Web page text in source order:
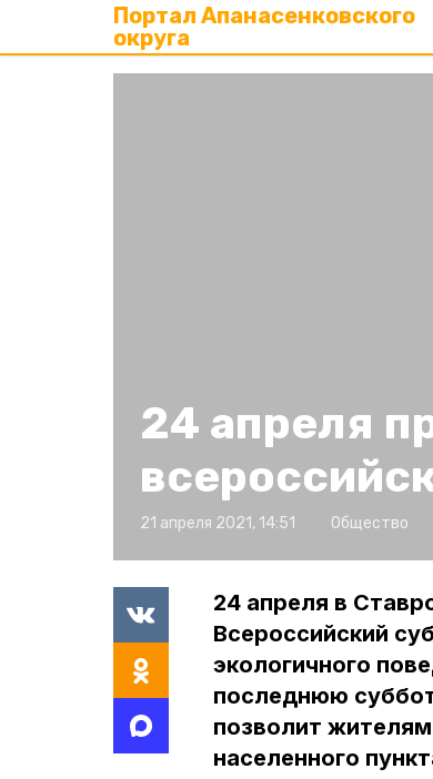
Портал Апанасенковского
округа
24 апреля
21 апреля 2021, 14:51 Общество
24 апреля в
Всероссийский
экологичного
последнюю
позволит жителям
населенного